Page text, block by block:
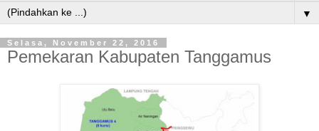
▼
Selasa, November 22, 2016
Pemekaran Kabupaten Tanggamus